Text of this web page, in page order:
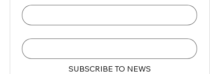
SUBSCRIBE TO NEWS